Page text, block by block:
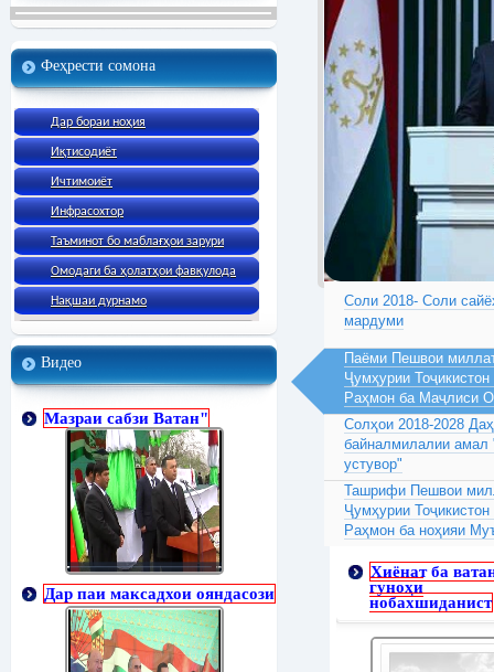
Феҳрести сомона
Дар бораи ноҳия
Иқтисодиёт
Ичтимоиёт
Инфрасохтор
Таъминот бо маблағҳои зарури
Омодаги ба ҳолатҳои фавқулода
Нақшаи дурнамо
Видео
Мазраи сабзи Ватан"
Дар паи максадхои ояндасози
Соли 2018- Соли
мардуми
Паёми Пешвои
Ҷумҳурии
Раҳмон ба Маҷлиси
Солҳои 2018-2028
байналмилалии
устувор"
Ташрифи Пешвои
Ҷумҳурии
Раҳмон ба ноҳияи
Хиёнат ба
гуноҳи
нобахшиданист